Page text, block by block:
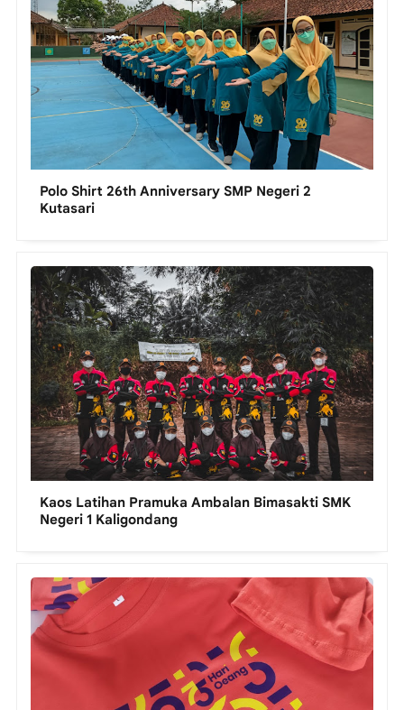
Polo Shirt 26th Anniversary SMP Negeri 2
Kutasari
Kaos Latihan Pramuka Ambalan Bimasakti SMK
Negeri 1 Kaligondang